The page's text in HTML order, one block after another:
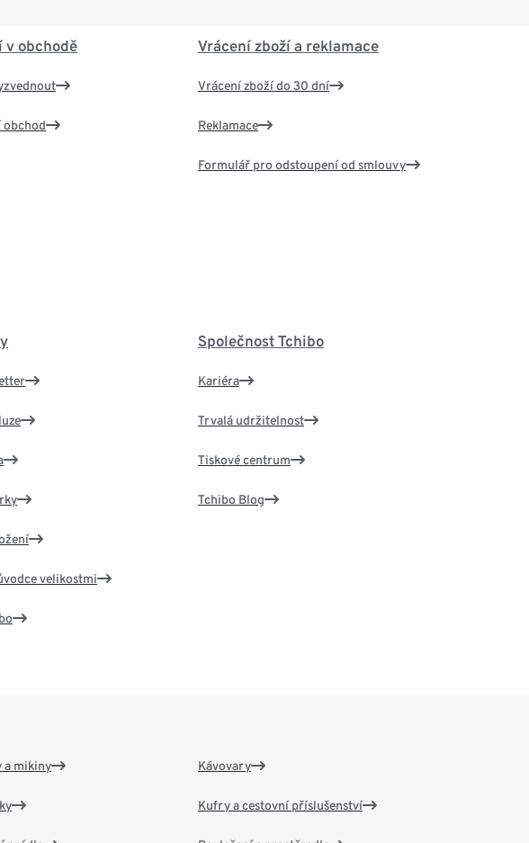
v obchodě
obchod
Vrácení zboží a reklamace
Vrácení zboží do 30 dní
Reklamace
Formulář pro odstoupení od smlouvy
velikostmi
Společnost Tchibo
Kariéra
Trvalá udržitelnost
Tiskové centrum
Tchibo Blog
a mikiny Kávovary
Kufry a cestovní příslušenství